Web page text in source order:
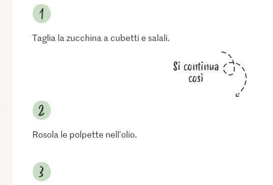
Taglia la zucchina a cubetti e salali.
Si continua
così
Rosola le polpette nell'olio.